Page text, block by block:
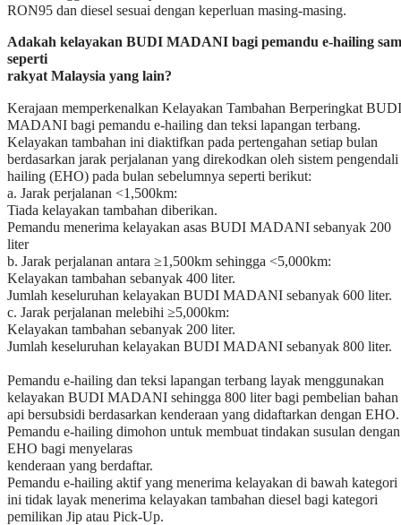
MADANI bagi pemandu e-hailing dan teksi lapangan terbang.
Kelayakan tambahan ini diaktifkan pada pertengahan setiap bulan
berdasarkan jarak perjalanan yang direkodkan oleh sistem pengendali
hailing (EHO) pada bulan sebelumnya seperti berikut:
a. Jarak perjalanan <1,500km:
Pemandu menerima kelayakan asas BUDI MADANI sebanyak 200
liter
b. Jarak perjalanan antara ≥1,500km sehingga <5,000km:
Kelayakan tambahan sebanyak 400 liter.
Jumlah keseluruhan kelayakan BUDI MADANI sebanyak 600 liter.
c. Jarak perjalanan melebihi ≥5,000km:
Kelayakan tambahan sebanyak 200 liter.
Jumlah keseluruhan kelayakan BUDI MADANI sebanyak 800 liter.
Pemandu e-hailing dan teksi lapangan terbang layak menggunakan
kelayakan BUDI MADANI sehingga 800 liter bagi pembelian bahan
api bersubsidi berdasarkan kenderaan yang didaftarkan dengan EHO.
Pemandu e-hailing dimohon untuk membuat tindakan susulan dengan
EHO bagi menyelaras
kenderaan yang berdaftar.
ini tidak layak menerima kelayakan tambahan diesel bagi kategori
pemilikan Jip atau Pick-Up.
Baca sepenuhnya :Soalan Lazim PROGRAM PENYASARAN
SUBSIDI RON95 & DIESEL
BUDI MADANI
BUDI MADANI DIESEL RON95 SOALAN LAZIM Download